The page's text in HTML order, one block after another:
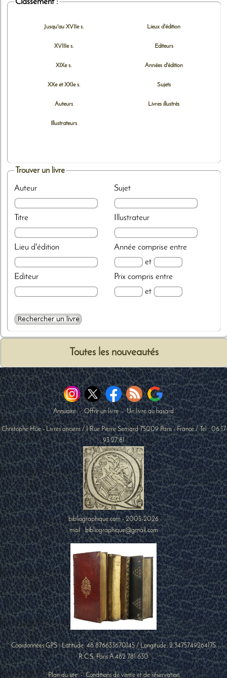
Jusqu'au XVIIe s.
XVIIIe s.
XIXe s.
XXe et XXIe s.
Auteurs
Illustrateurs
Lieux d'édition
Editeurs
Années d'édition
Sujets
Livres illustrés
Trouver un livre
Auteur
Titre
Lieu d'édition
Editeur
Sujet
Illustrateur
Annéecomprise entre
et
Prixcompris entre
et
Toutes les nouveautés
Annuaire-Offrir un livre-Un livre au hasard
Christophe Hüe - Livres anciens /1 Rue Pierre Semard 75009 Paris-France / Tel :06 17
93 27 81
bibliographique.com - 2005-2026
mail : bibliographique@gmail.com
Coordonnées GPS : Latitude:48.876633670145/ Longitude:2.3475749264175
R.C.S. Paris A 482 781 630
Plan du site-Conditions de vente et de réservation